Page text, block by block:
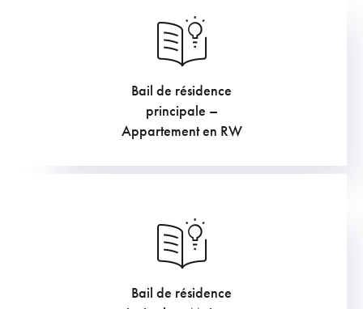
Bail de résidence
principale –
Appartement en RW
Bail de résidence